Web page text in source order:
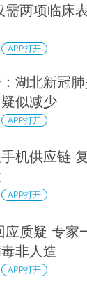
需两项临床
APP打开
湖北新冠肺
似减少
APP打开
机供应链 复
APP打开
应质疑 专家
非人造
APP打开